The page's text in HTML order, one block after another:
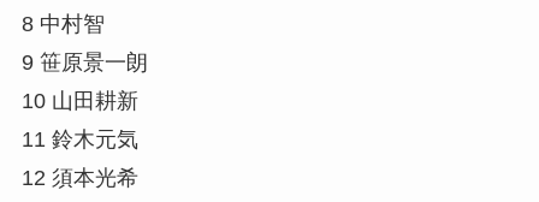
8 中村智
9 笹原景一朗
10 山田耕新
11 鈴木元気
12 須本光希